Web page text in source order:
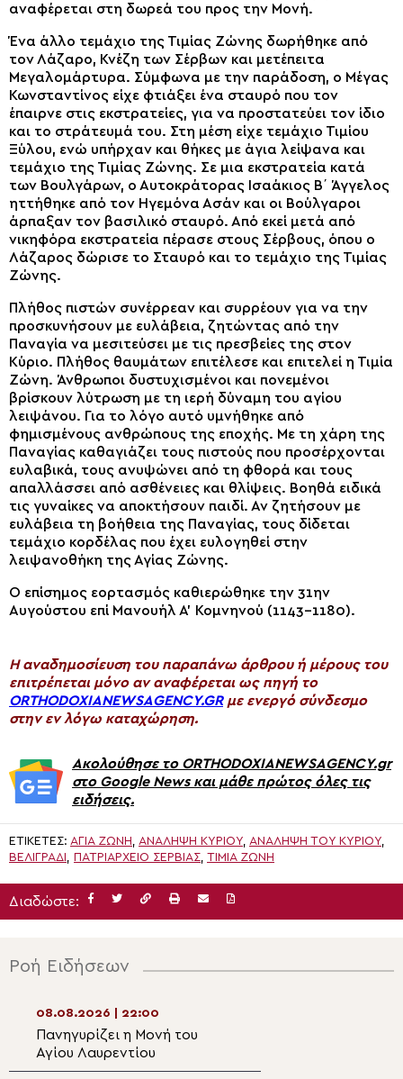
αναφέρεται στη δωρεά του προς την Μονή.
Ένα άλλο τεμάχιο της Τιμίας Ζώνης δωρήθηκε από
τον Λάζαρο, Κνέζη των Σέρβων και μετέπειτα
Μεγαλομάρτυρα. Σύμφωνα με την παράδοση, ο Μέγας
Κωνσταντίνος είχε φτιάξει ένα σταυρό που τον
έπαιρνε στις εκστρατείες, για να προστατεύει τον ίδιο
και το στράτευμά του. Στη μέση είχε τεμάχιο Τιμίου
Ξύλου, ενώ υπήρχαν και θήκες με άγια λείψανα και
τεμάχιο της Τιμίας Ζώνης. Σε μια εκστρατεία κατά
των Βουλγάρων, ο Αυτοκράτορας Ισαάκιος Β΄ Άγγελος
ηττήθηκε από τον Ηγεμόνα Ασάν και οι Βούλγαροι
άρπαξαν τον βασιλικό σταυρό. Από εκεί μετά από
νικηφόρα εκστρατεία πέρασε στους Σέρβους, όπου ο
Λάζαρος δώρισε το Σταυρό και το τεμάχιο της Τιμίας
Ζώνης.
Πλήθος πιστών συνέρρεαν και συρρέουν για να την
προσκυνήσουν με ευλάβεια, ζητώντας από την
Παναγία να μεσιτεύσει με τις πρεσβείες της στον
Κύριο. Πλήθος θαυμάτων επιτέλεσε και επιτελεί η Τιμία
Ζώνη. Άνθρωποι δυστυχισμένοι και πονεμένοι
βρίσκουν λύτρωση με τη ιερή δύναμη του αγίου
λειψάνου. Για το λόγο αυτό υμνήθηκε από
φημισμένους ανθρώπους της εποχής. Με τη χάρη της
Παναγίας καθαγιάζει τους πιστούς που προσέρχονται
ευλαβικά, τους ανυψώνει από τη φθορά και τους
απαλλάσσει από ασθένειες και θλίψεις. Βοηθά ειδικά
τις γυναίκες να αποκτήσουν παιδί. Αν ζητήσουν με
ευλάβεια τη βοήθεια της Παναγίας, τους δίδεται
τεμάχιο κορδέλας που έχει ευλογηθεί στην
λειψανοθήκη της Αγίας Ζώνης.
Ο επίσημος εορτασμός καθιερώθηκε την 31ην
Αυγούστου επί Μανουήλ Α’ Κομνηνού (1143-1180).
H αναδημοσίευση του παραπάνω άρθρου ή μέρους του
επιτρέπεται μόνο αν αναφέρεται ως πηγή το
ORTHODOXIANEWSAGENCY.GRμε ενεργό σύνδεσμο
στην εν λόγω καταχώρηση.
Ακολούθησε το ORTHODOXIANEWSAGENCY.gr
στο Google News και μάθε πρώτος όλες τις
ειδήσεις.
ΕΤΙΚΈΤΕΣ: ΑΓΙΑ ΖΩΝΗ , ΑΝΆΛΗΨΗ ΚΥΡΊΟΥ, ΑΝΆΛΗΨΗ ΤΟΥ ΚΥΡΊΟΥ,
ΒΕΛΙΓΡΆΔΙ , ΠΑΤΡΙΑΡΧΕΊΟ ΣΕΡΒΊΑΣ, ΤΙΜΊΑ ΖΏΝΗ
Διαδώστε:
Ροή Ειδήσεων
08.08.2026 | 22:00
Πανηγυρίζει η Μονή του
Αγίου Λαυρεντίου